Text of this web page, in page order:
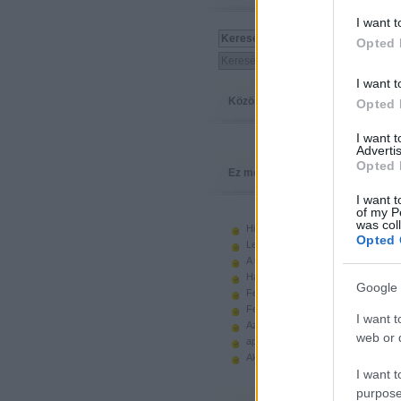
I want
Opted
I want
Opted
I want
Opted
I want
of my
was
Opted
Google
I want
web or
I want
Közösség
Ez megy
Hiányzó elemek beszerzése
Legoland Németország 2010
A kastélyok képes története
Használt legót piacról
Feltörjük a legó ugart
Fehérítsd ki!
Az Indiana Jones készletek
apró. hirdetés.
Akciók, újdonságok a polcon,